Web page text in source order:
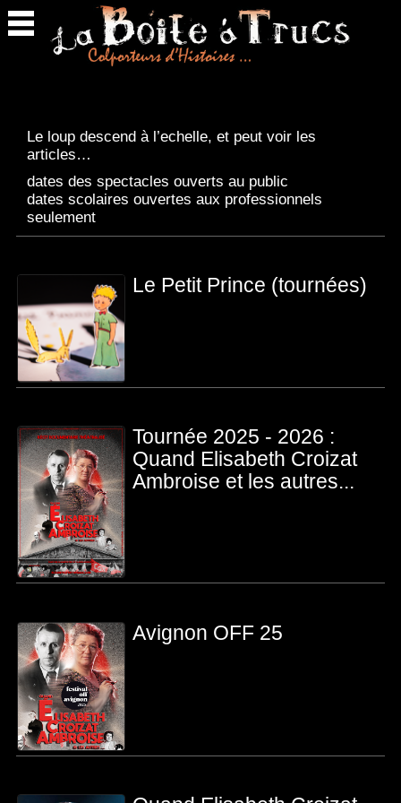
Le loup descend à l’echelle, et peut voir les
articles…
dates des spectacles ouverts au public
dates scolaires ouvertes aux professionnels
seulement
Le Petit Prince (tournées)
Tournée 2025 - 2026 :
Quand Elisabeth Croizat
Ambroise et les autres...
Avignon OFF 25
Retour
en